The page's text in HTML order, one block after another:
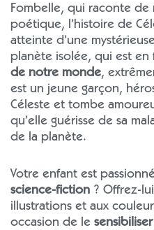
Fombelle, qui raconte de
poétique, l’histoire de
atteinte d’une
planète isolée, qui est
de notre monde,
est un jeune garçon,
Céleste et tombe
qu’elle guérisse de sa
de la planète.
Votre enfant est
science-fiction ? Offrez-
illustrations et aux
occasion de le